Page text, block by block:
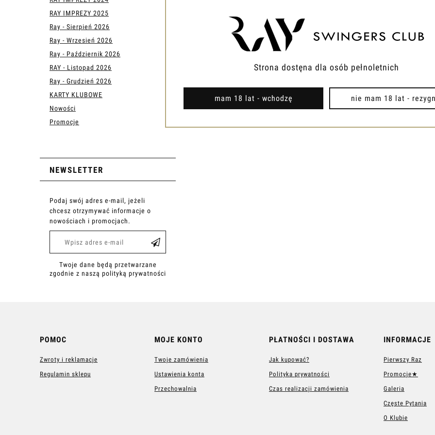
Strona dostęna dla osób pełnoletnich
mam 18 lat - wchodzę nie mam 18 lat -
RAY IMPREZY 2025
Ray - Sierpień 2026
Ray - Wrzesień 2026
Ray - Październik 2026
RAY - Listopad 2026
Ray - Grudzień 2026
KARTY KLUBOWE
Nowości
Promocje
NEWSLETTER
Podaj swój adres e-mail, jeżeli
chcesz otrzymywać informacje o
nowościach i promocjach.
Twoje dane będą przetwarzane
zgodnie z naszą polityką prywatności
POMOC
Zwroty i reklamacje
Regulamin sklepu
MOJE KONTO
Twoje zamówienia
Ustawienia konta
Przechowalnia
PŁATNOŚCI I DOSTAWA
Jak kupować?
Polityka prywatności
Czas realizacji zamówienia
INFORMACJE
Pierwszy Raz
Promocje★
Galeria
Częste Pytania
O Klubie